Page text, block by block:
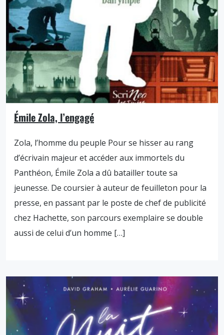
Émile Zola, l’engagé
Zola, l’homme du peuple Pour se hisser au rang
d’écrivain majeur et accéder aux immortels du
Panthéon, Émile Zola a dû batailler toute sa
jeunesse. De coursier à auteur de feuilleton pour la
presse, en passant par le poste de chef de publicité
chez Hachette, son parcours exemplaire se double
aussi de celui d’un homme […]